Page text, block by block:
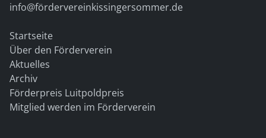
info@fördervereinkissingersommer.de
Startseite
Über den Förderverein
Aktuelles
Archiv
Förderpreis Luitpoldpreis
Mitglied werden im Förderverein